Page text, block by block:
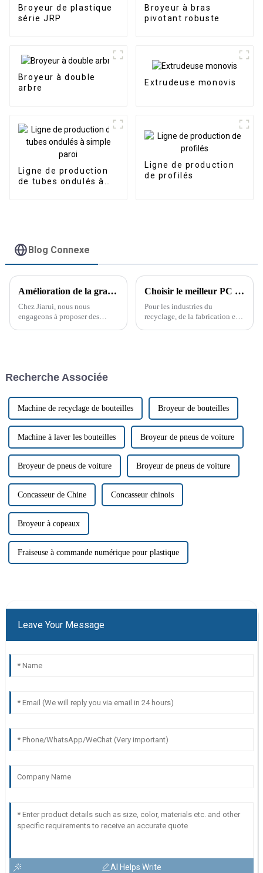
Broyeur de plastique
série JRP
Broyeur à bras
pivotant robuste
Broyeur à double
arbre
Extrudeuse monovis
Ligne de production
de tubes ondulés à
Ligne de production
de profilés
Blog Connexe
Amélioration de la granulation du PET grâce à la ligne de granulation PET de Jiarui
Chez Jiarui, nous nous
engageons à proposer des
Choisir le meilleur PC Strong Crusher pour votre entreprise
Pour les industries du
recyclage, de la fabrication et
Recherche Associée
Machine de recyclage de bouteilles Broyeur de bouteilles
Machine à laver les bouteilles Broyeur de pneus de voiture
Broyeur de pneus de voiture Broyeur de pneus de voiture
Concasseur de Chine Concasseur chinois
Broyeur à copeaux
Fraiseuse à commande numérique pour plastique
Leave Your Message
AI Helps Write